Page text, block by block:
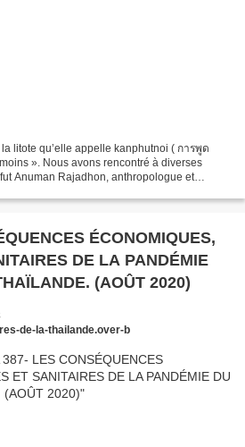
litote qu’elle appelle kanphutnoi ( การพูด
». Nous avons rencontré à diverses
Anuman Rajadhon, anthropologue et
ÉCONOMIQUES,
DE LA PANDÉMIE
19 EN THAÏLANDE. (AOÛT 2020)
de-la-thailande.over-b